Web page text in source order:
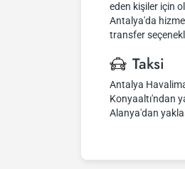
eden kişiler için
Antalya'da
transfer
Taksi
Antalya
Konyaaltı'ndan
Alanya'dan